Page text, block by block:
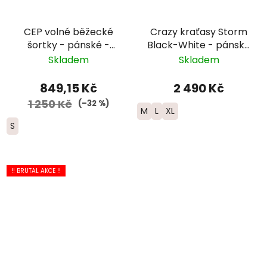
CEP volné běžecké
šortky - pánské -
modrá
Skladem
849,15 Kč
1 250 Kč (–32 %)
S
Crazy kraťasy Storm
Black-White - pánské
- černá
Skladem
2 490 Kč
M L XL
!! BRUTAL AKCE !!